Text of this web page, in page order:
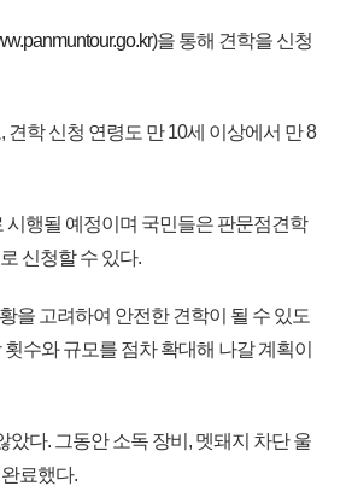
)을 통해 견학을 신청
학 신청 연령도 만 10세 이상에서 만 8
행될 예정이며 국민들은 판문점견학
신청할 수 있다.
을 고려하여 안전한 견학이 될 수 있도
수와 규모를 점차 확대해 나갈 계획이
다. 그동안 소독 장비, 멧돼지 차단 울
료했다.